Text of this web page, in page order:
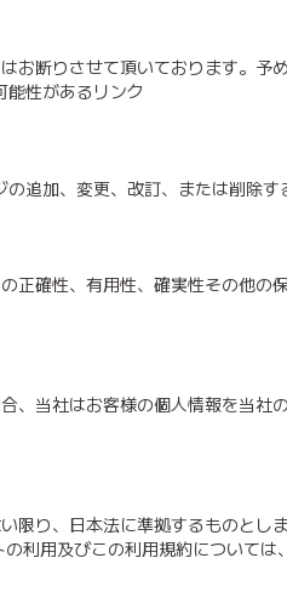
断りさせて頂いております。予
性があるリンク
追加、変更、改訂、または削除す
正確性、有用性、確実性その他
当社はお客様の個人情報を当社
り、日本法に準拠するものとし
利用及びこの利用規約について